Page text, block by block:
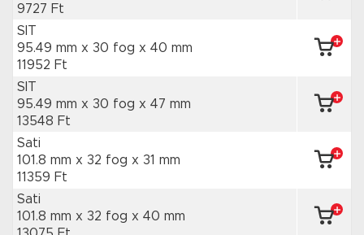
9727 Ft
SIT
95.49 mm x 30 fog x 40 mm
11952 Ft
SIT
95.49 mm x 30 fog x 47 mm
13548 Ft
Sati
101.8 mm x 32 fog x 31 mm
11359 Ft
Sati
101.8 mm x 32 fog x 40 mm